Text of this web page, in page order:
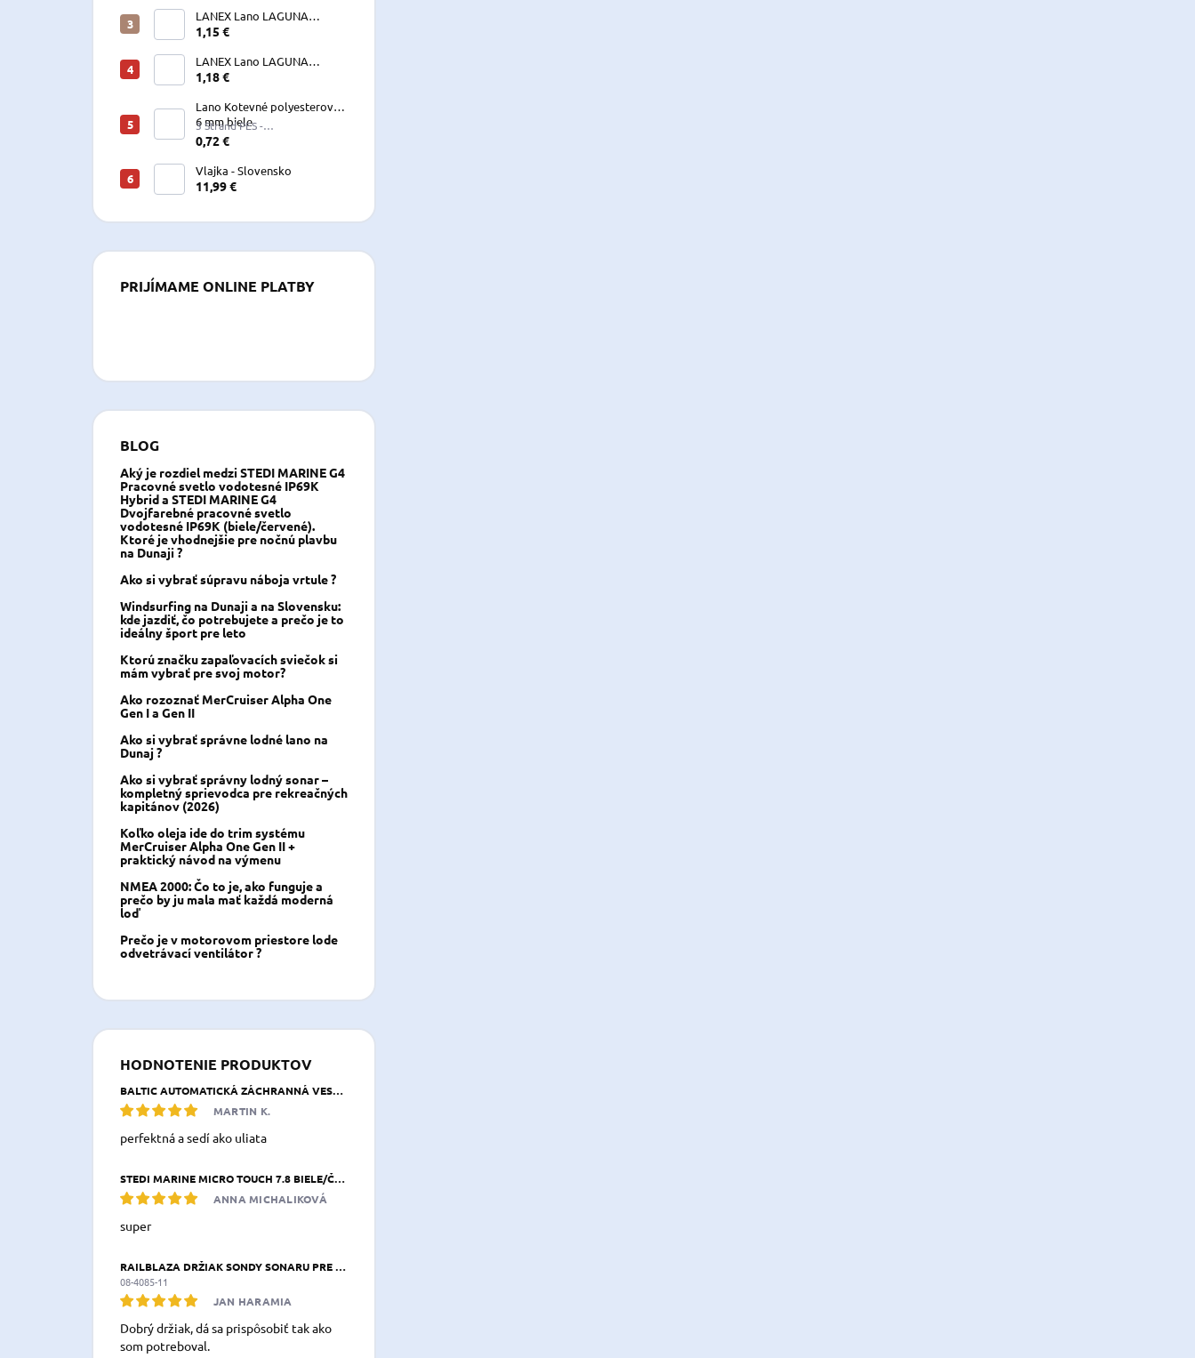
LANEX Lano LAGUNA
vyväzovacie, kotevné
1,15 €
LANEX Lano LAGUNA
vyväzovacie, kotevné
1,18 €
Lano Kotevné polyesterové
6 mm biele
3 Strand PES -
W060LKE5A200R (122060)
0,72 €
Vlajka - Slovensko
11,99 €
PRIJÍMAME ONLINE PLATBY
BLOG
Aký je rozdiel medzi STEDI MARINE G4
Pracovné svetlo vodotesné IP69K
Hybrid a STEDI MARINE G4
Dvojfarebné pracovné svetlo
vodotesné IP69K (biele/červené).
Ktoré je vhodnejšie pre nočnú plavbu
na Dunaji ?
Ako si vybrať súpravu náboja vrtule ?
Windsurfing na Dunaji a na Slovensku:
kde jazdiť, čo potrebujete a prečo je to
ideálny šport pre leto
Ktorú značku zapaľovacích sviečok si
mám vybrať pre svoj motor?
Ako rozoznať MerCruiser Alpha One
Gen I a Gen II
Ako si vybrať správne lodné lano na
Dunaj ?
Ako si vybrať správny lodný sonar –
kompletný sprievodca pre rekreačných
kapitánov (2026)
Koľko oleja ide do trim systému
MerCruiser Alpha One Gen II +
praktický návod na výmenu
NMEA 2000: Čo to je, ako funguje a
prečo by ju mala mať každá moderná
loď
Prečo je v motorovom priestore lode
odvetrávací ventilátor ?
HODNOTENIE PRODUKTOV
BALTIC AUTOMATICKÁ ZÁCHRANNÁ VESTA BREEZE 165 N NAVY MODRÁ
MARTIN K.
perfektná a sedí ako uliata
STEDI MARINE MICRO TOUCH 7.8 BIELE/ČERVENÉ LED SVETLO 197,8 × 26,3 × 39,2 MM IP68
ANNA MICHALIKOVÁ
super
RAILBLAZA DRŽIAK SONDY SONARU PRE KAJAK & KANOE XXL
08-4085-11
JAN HARAMIA
Dobrý držiak, dá sa prispôsobiť tak ako
som potreboval.